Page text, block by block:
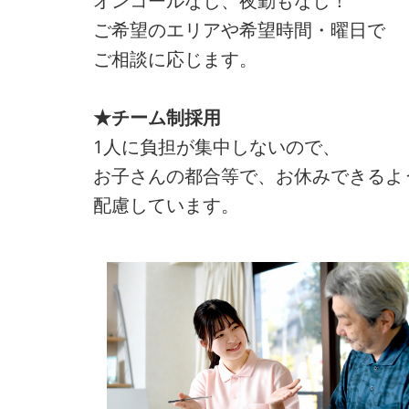
ご希望のエリアや希望時間・曜日で
ご相談に応じます。
★チーム制採用
1人に負担が集中しないので、
お子さんの都合等で、お休みできるよ
配慮しています。